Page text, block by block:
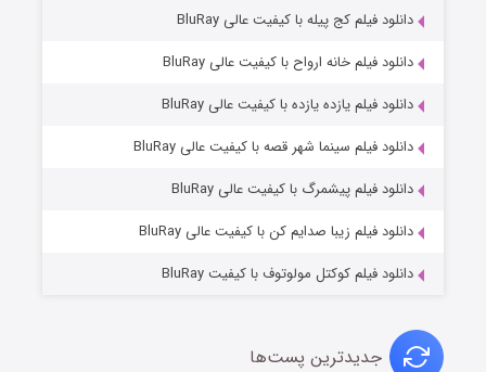
دانلود فیلم کج‌ پیله با کیفیت عالی BluRay
دانلود فیلم خانه ارواح با کیفیت عالی BluRay
دانلود فیلم یازده یازده با کیفیت عالی BluRay
دانلود فیلم سینما شهر قصه با کیفیت عالی BluRay
دانلود فیلم پیشمرگ با کیفیت عالی BluRay
دانلود فیلم زیبا صدایم کن با کیفیت عالی BluRay
دانلود فیلم کوکتل مولوتوف با کیفیت BluRay
جدیدترین پست‌ها